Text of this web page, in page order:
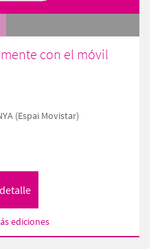
con el móvil
(Espai Movistar)
ediciones